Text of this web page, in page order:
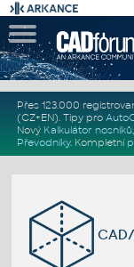
Přes 123.000
(CZ+EN). Tipy pro
Nový Kalkulátor nosníků,
Převodníky. Kompletní